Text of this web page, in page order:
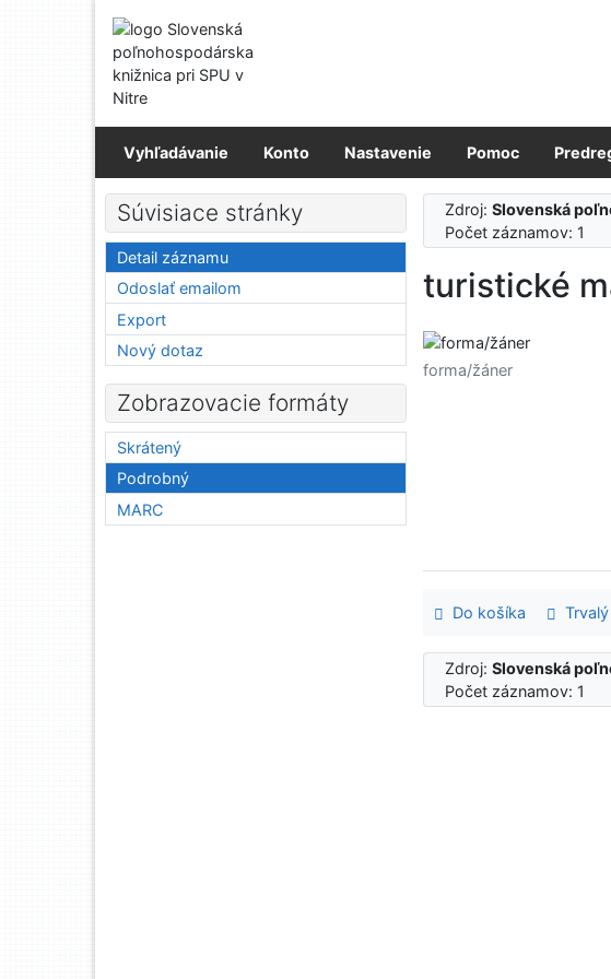
Prejsť na menu
Prehlásenie o webovej prístupnosti
Vyhľadávanie Konto Nastavenie Pomoc
Zdroj:Slovenská
Počet záznamov: 1
turistické
forma/žáner
Do košíka
Zdroj:Slovenská
Počet záznamov: 1
Súvisiace stránky
Detail záznamu
Odoslať emailom
Export
Nový dotaz
Zobrazovacie formáty
Skrátený
Podrobný
MARC